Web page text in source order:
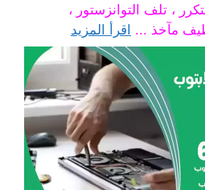
، تلف التوانزستور ،
مآخذ ... اقرأ المزيد